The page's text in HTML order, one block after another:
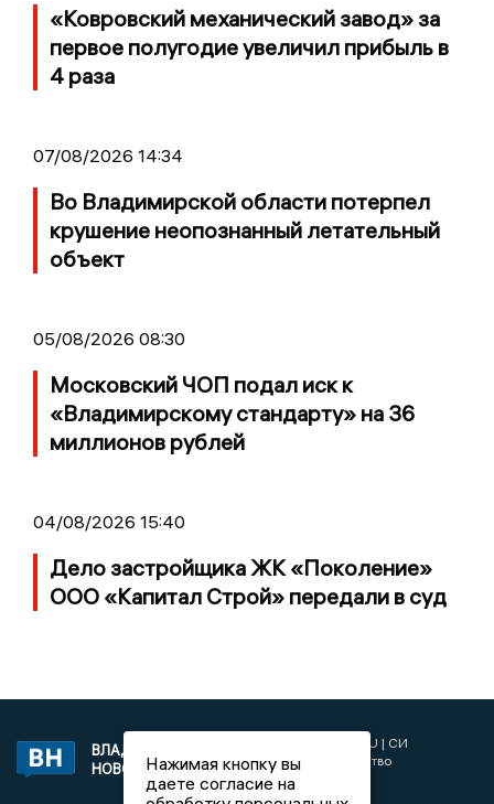
«Ковровский механический завод» за
первое полугодие увеличил прибыль в
4 раза
07/08/2026 14:34
Во Владимирской области потерпел
крушение неопознанный летательный
объект
05/08/2026 08:30
Московский ЧОП подал иск к
«Владимирскому стандарту» на 36
миллионов рублей
04/08/2026 15:40
Дело застройщика ЖК «Поколение»
ООО «Капитал Строй» передали в суд
ВЛАДИМИРСКИЕ
НОВОСТИ
2017 © NEWSVLADIMIR.RU | СИ
«Информационное агентство
Владимирские новости»
Нажимая кнопку вы
даете согласие на